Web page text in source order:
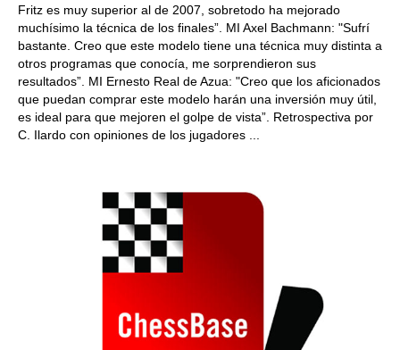
Fritz es muy superior al de 2007, sobretodo ha mejorado
muchísimo la técnica de los finales”. MI Axel Bachmann: "Sufrí
bastante. Creo que este modelo tiene una técnica muy distinta a
otros programas que conocía, me sorprendieron sus
resultados”. MI Ernesto Real de Azua: "Creo que los aficionados
que puedan comprar este modelo harán una inversión muy útil,
es ideal para que mejoren el golpe de vista”. Retrospectiva por
C. Ilardo con opiniones de los jugadores ...